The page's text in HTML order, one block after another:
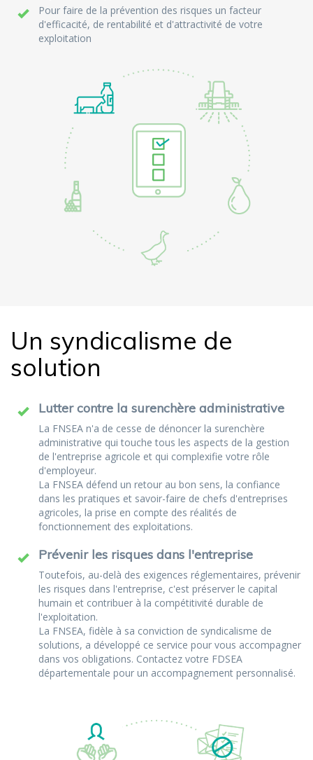
Pour faire de la prévention des risques un facteur
d'efficacité, de rentabilité et d'attractivité de votre
exploitation
Un syndicalisme de
solution
Lutter contre la surenchère administrative
La FNSEA n'a de cesse de dénoncer la surenchère
administrative qui touche tous les aspects de la gestion
de l'entreprise agricole et qui complexifie votre rôle
d'employeur.
La FNSEA défend un retour au bon sens, la confiance
dans les pratiques et savoir-faire de chefs d'entreprises
agricoles, la prise en compte des réalités de
fonctionnement des exploitations.
Prévenir les risques dans l'entreprise
Toutefois, au-delà des exigences réglementaires, prévenir
les risques dans l'entreprise, c'est préserver le capital
humain et contribuer à la compétitivité durable de
l'exploitation.
La FNSEA, fidèle à sa conviction de syndicalisme de
solutions, a développé ce service pour vous accompagner
dans vos obligations. Contactez votre FDSEA
départementale pour un accompagnement personnalisé.